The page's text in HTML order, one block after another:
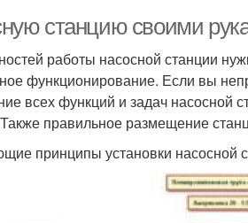
станцию своими
работы насосной станции
функционирование. Если вы
всех функций и задач насосной
Также правильное размещение
принципы установки насосной